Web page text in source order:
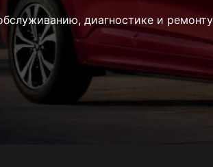
диагностике и